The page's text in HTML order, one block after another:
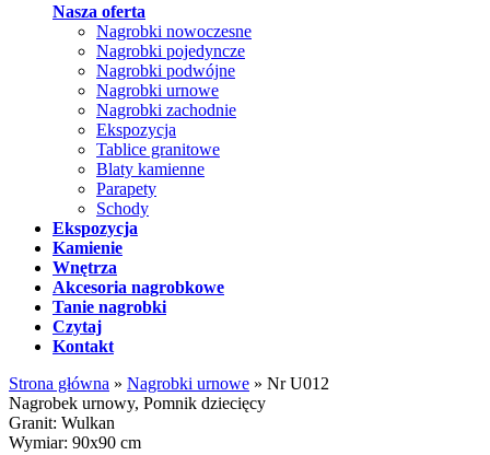
Nasza oferta
Nagrobki nowoczesne
Nagrobki pojedyncze
Nagrobki podwójne
Nagrobki urnowe
Nagrobki zachodnie
Ekspozycja
Tablice granitowe
Blaty kamienne
Parapety
Schody
Ekspozycja
Kamienie
Wnętrza
Akcesoria nagrobkowe
Tanie nagrobki
Czytaj
Kontakt
Strona główna » Nagrobki urnowe » Nr U012
Nagrobek urnowy, Pomnik dziecięcy
Granit: Wulkan
Wymiar: 90x90 cm